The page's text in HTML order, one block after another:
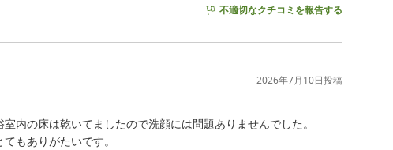
不適切なクチコミを報告する
2026年7月10日投稿
内の床は乾いてましたので洗顔には問題ありませんでした。
もありがたいです。